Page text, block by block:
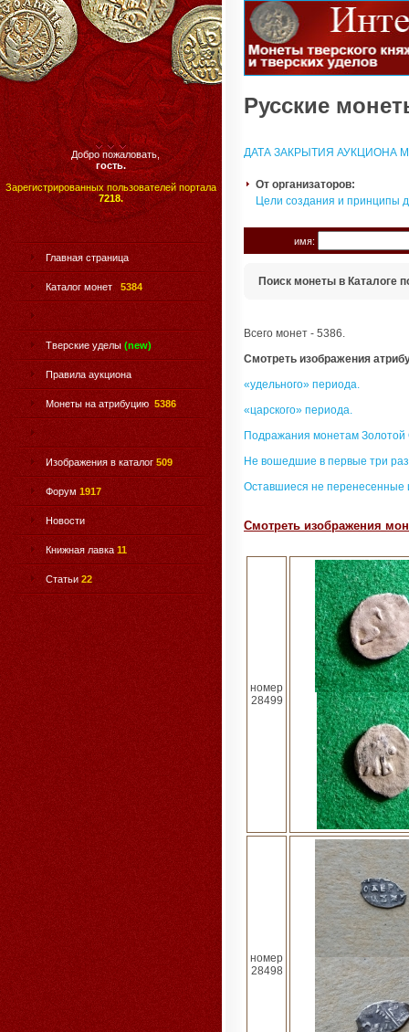
Добро пожаловать,
гость.
Зарегистрированных пользователей портала
7218.
Главная страница
Каталог монет 5384
Тверские уделы (new)
Правила аукциона
Монеты на атрибуцию 5386
Изображения в каталог 509
Форум 1917
Новости
Книжная лавка 11
Статьи 22
Русские
ДАТА ЗАКРЫТИЯ АУКЦИОНА
От организаторов:
Цели создания и принципы
имя:
Поиск монеты в Каталоге
Всего монет - 5386.
Смотреть изображения
«удельного» периода.
«царского» периода.
Подражания монетам
Не вошедшие в первые три
Оставшиеся не перенесенные
Смотреть изображения
номер
28499
номер
28498